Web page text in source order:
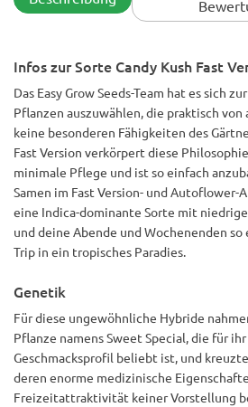
Infos zur Sorte Candy Kush Fast
Das Easy Grow Seeds-Team hat es sich
Pflanzen auszuwählen, die praktisch
keine besonderen Fähigkeiten des
Fast Version verkörpert diese
minimale Pflege und ist so einfach
Samen im Fast Version- und Autoflower-
eine Indica-dominante Sorte mit
und deine Abende und Wochenenden
Trip in ein tropisches Paradies.
Genetik
Für diese ungewöhnliche Hybride
Pflanze namens Sweet Special, die für
Geschmacksprofil beliebt ist, und
deren enorme medizinische
Freizeitattraktivität keiner Vorstellung